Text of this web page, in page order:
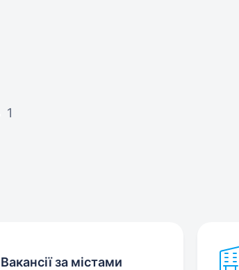
1
Вакансії за містами